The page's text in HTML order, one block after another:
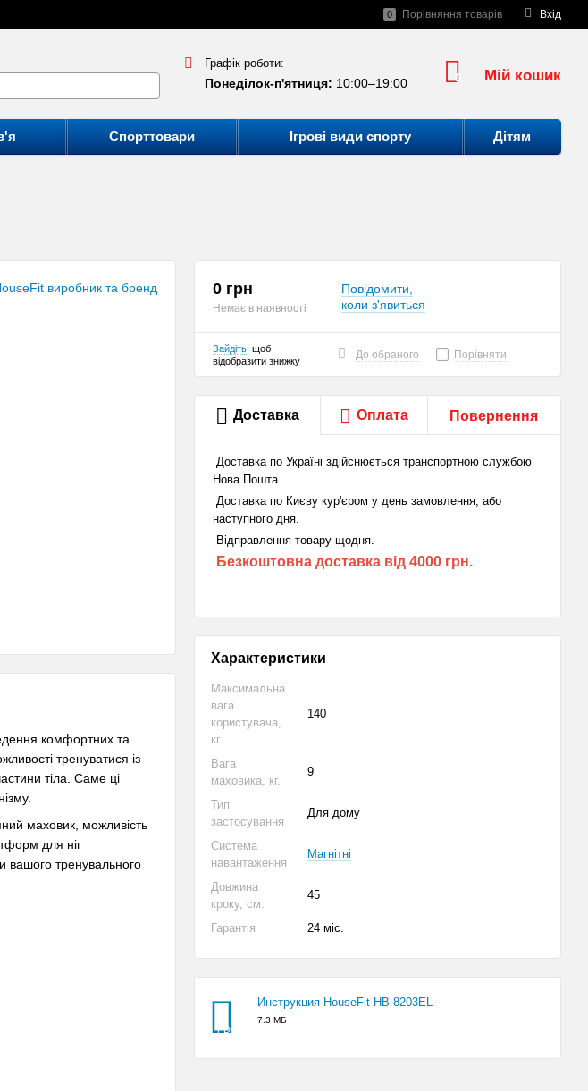
Вхід
0 Порівняння товарів
Графік роботи:
Понеділок-п'ятниця: 10:00–19:00 0 Мій кошик
Спорттовари Ігрові види спорту Дітям
комфортних та
тренуватися із
тіла. Саме ці
маховик, можливість
для ніг
вашого тренувального
0 грн
Немає в наявності
Повідомити,
коли з'явиться
Зайдіть , щоб
відобразити знижку
До обраного Порівняти
Доставка Оплата Повернення
Доставка по Україні здійснюється транспортною службою
Нова Пошта.
Доставка по Києву кур'єром у день замовлення, або
наступного дня.
Відправлення товару щодня.
Безкоштовна доставка від 4000 грн.
Характеристики
Максимальна
вага
користувача,
кг.
140
Вага
маховика, кг.
9
Тип
застосування
Для дому
Система
навантаження
Магнітні
Довжина
кроку, см.
45
Гарантія 24 міс.
PDF
Инструкция HouseFit HB 8203EL
7.3 МБ